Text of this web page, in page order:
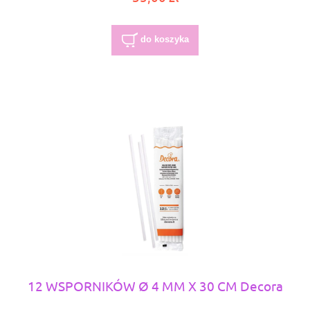
do koszyka
12 WSPORNIKÓW Ø 4 MM X 30 CM Decora